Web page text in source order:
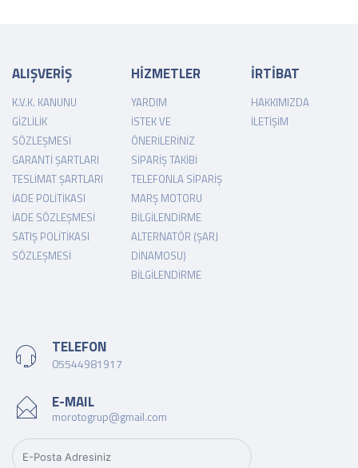
ALIŞVERİŞ
K.V.K. KANUNU
GIZLILIK
SÖZLEŞMESI
GARANTI ŞARTLARI
TESLIMAT ŞARTLARI
İADE POLITIKASI
İADE SÖZLEŞMESI
SATIŞ POLITIKASI
SÖZLEŞMESI
HİZMETLER
YARDIM
İSTEK VE
ÖNERILERINIZ
SIPARIŞ TAKIBI
TELEFONLA SIPARIŞ
MARŞ MOTORU
BILGILENDIRME
ALTERNATÖR (ŞARJ
DINAMOSU)
BILGILENDIRME
İRTİBAT
HAKKIMIZDA
İLETIŞIM
TELEFON
05544981917
E-MAIL
morotogrup@gmail.com